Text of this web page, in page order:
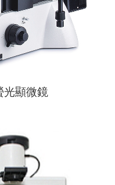
光顯微鏡